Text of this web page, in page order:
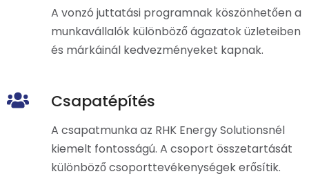
A vonzó juttatási programnak köszönhetően a
munkavállalók különböző ágazatok üzleteiben
és márkáinál kedvezményeket kapnak.
Csapatépítés
A csapatmunka az RHK Energy Solutionsnél
kiemelt fontosságú. A csoport összetartását
különböző csoporttevékenységek erősítik.